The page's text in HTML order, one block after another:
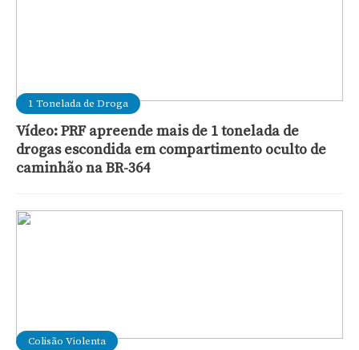
1 Tonelada de Droga
Vídeo: PRF apreende mais de 1 tonelada de
drogas escondida em compartimento oculto de
caminhão na BR-364
Colisão Violenta